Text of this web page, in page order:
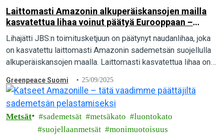
Laittomasti Amazonin alkuperäiskansojen mailla
kasvatettua lihaa voinut päätyä Eurooppaan –
taustalla maailman suurin lihantuottaja
Lihajätti JBS:n toimitusketjuun on päätynyt naudanlihaa, joka
on kasvatettu laittomasti Amazonin sademetsän suojellulla
alkuperäiskansojen maalla. Laittomasti kasvatettua lihaa on
Greenpeace Suomi 25/09/2025
Metsät sademetsät metsäkato
luontokato
suojellaanmetsät
monimuotoisuus